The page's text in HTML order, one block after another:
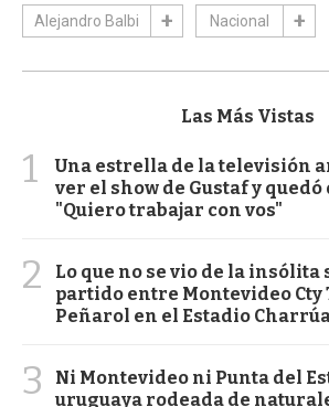
Alejandro Balbi Nacional
Las Más Vistas
1
Una estrella de la televisión
ver el show de Gustaf y
"Quiero trabajar con vos"
2
Lo que no se vio de la insólita
partido entre Montevideo Cty
Peñarol en el Estadio
3
Ni Montevideo ni Punta del
uruguaya rodeada de